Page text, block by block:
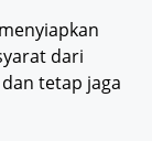
dari
tetap jaga